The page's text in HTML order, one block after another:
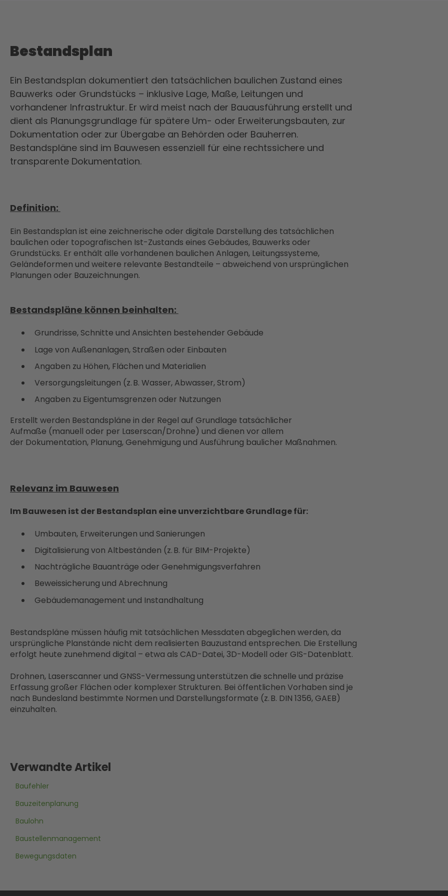
Bestandsplan
Ein Bestandsplan dokumentiert den tatsächlichen baulichen Zustand eines
Bauwerks oder Grundstücks – inklusive Lage, Maße, Leitungen und
vorhandener Infrastruktur. Er wird meist nach der Bauausführung erstellt und
dient als Planungsgrundlage für spätere Um- oder Erweiterungsbauten, zur
Dokumentation oder zur Übergabe an Behörden oder Bauherren.
Bestandspläne sind im Bauwesen essenziell für eine rechtssichere und
transparente Dokumentation.
Definition:
Ein Bestandsplan ist eine zeichnerische oder digitale Darstellung des tatsächlichen
baulichen oder topografischen Ist-Zustands eines Gebäudes, Bauwerks oder
Grundstücks. Er enthält alle vorhandenen baulichen Anlagen, Leitungssysteme,
Geländeformen und weitere relevante Bestandteile – abweichend von ursprünglichen
Planungen oder Bauzeichnungen.
Bestandspläne können beinhalten:
Grundrisse, Schnitte und Ansichten bestehender Gebäude
Lage von Außenanlagen, Straßen oder Einbauten
Angaben zu Höhen, Flächen und Materialien
Versorgungsleitungen (z. B. Wasser, Abwasser, Strom)
Angaben zu Eigentumsgrenzen oder Nutzungen
Erstellt werden Bestandspläne in der Regel auf Grundlage tatsächlicher
Aufmaße (manuell oder per Laserscan/Drohne) und dienen vor allem
der Dokumentation, Planung, Genehmigung und Ausführung baulicher Maßnahmen.
Relevanz im Bauwesen
Im Bauwesen ist der Bestandsplan eine unverzichtbare Grundlage für:
Umbauten, Erweiterungen und Sanierungen
Digitalisierung von Altbeständen (z. B. für BIM-Projekte)
Nachträgliche Bauanträge oder Genehmigungsverfahren
Beweissicherung und Abrechnung
Gebäudemanagement und Instandhaltung
Bestandspläne müssen häufig mit tatsächlichen Messdaten abgeglichen werden, da
ursprüngliche Planstände nicht dem realisierten Bauzustand entsprechen. Die Erstellung
erfolgt heute zunehmend digital – etwa als CAD-Datei, 3D-Modell oder GIS-Datenblatt.
Drohnen, Laserscanner und GNSS-Vermessung unterstützen die schnelle und präzise
Erfassung großer Flächen oder komplexer Strukturen. Bei öffentlichen Vorhaben sind je
nach Bundesland bestimmte Normen und Darstellungsformate (z. B. DIN 1356, GAEB)
einzuhalten.
Verwandte Artikel
Baufehler
Bauzeitenplanung
Baulohn
Baustellenmanagement
Bewegungsdaten